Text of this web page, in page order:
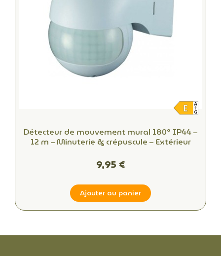
Détecteur de mouvement mural 180° IP44 –
12 m – Minuterie & crépuscule – Extérieur
9,95 €
Ajouter au panier